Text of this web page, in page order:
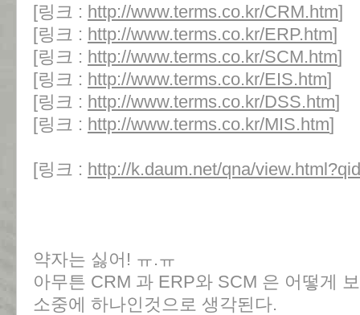
[링크 : http://www.terms.co.kr/CRM.htm]
[링크 : http://www.terms.co.kr/ERP.htm]
[링크 : http://www.terms.co.kr/SCM.htm]
[링크 : http://www.terms.co.kr/EIS.htm]
[링크 : http://www.terms.co.kr/DSS.htm]
[링크 : http://www.terms.co.kr/MIS.htm]
[링크 : http://k.daum.net/qna/
약자는 싫어! ㅠ.ㅠ
아무튼 CRM 과 ERP와 SCM 은 어떻게
소중에 하나인것으로 생각된다.